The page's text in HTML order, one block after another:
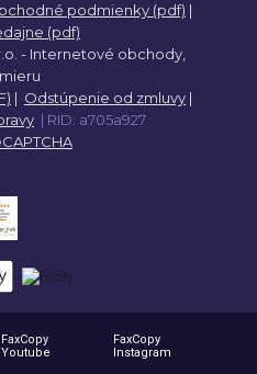
podmienky (pdf) |
(pdf)
- Internetové obchody,
| Odstúpenie od zmluvy |
| RID: a705a927
FaxCopy
Youtube
FaxCopy
Instagram